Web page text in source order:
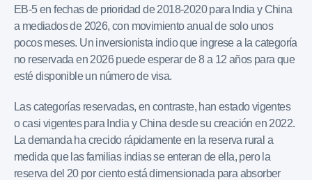
EB-5 en fechas de prioridad de 2018-2020 para India y China
a mediados de 2026, con movimiento anual de solo unos
pocos meses. Un inversionista indio que ingrese a la categoría
no reservada en 2026 puede esperar de 8 a 12 años para que
esté disponible un número de visa.
Las categorías reservadas, en contraste, han estado vigentes
o casi vigentes para India y China desde su creación en 2022.
La demanda ha crecido rápidamente en la reserva rural a
medida que las familias indias se enteran de ella, pero la
reserva del 20 por ciento está dimensionada para absorber